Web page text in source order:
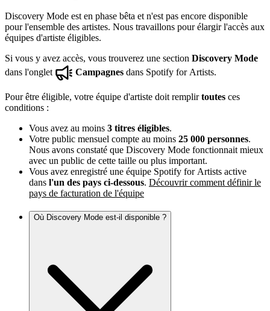
Discovery Mode est en phase bêta et n'est pas encore disponible
pour l'ensemble des artistes. Nous travaillons pour élargir l'accès aux
équipes d'artiste éligibles.
Si vous y avez accès, vous trouverez une section Discovery Mode
dans l'onglet
Campagnes dans Spotify for Artists.
Pour être éligible, votre équipe d'artiste doit remplirtoutes ces
conditions :
Vous avez au moins 3 titres éligibles.
Votre public mensuel compte au moins 25 000 personnes.
Nous avons constaté que Discovery Mode fonctionnait mieux
avec un public de cette taille ou plus important.
Vous avez enregistré une équipe Spotify for Artists active
dans l'un des pays ci-dessous. Découvrir comment définir le
pays de facturation de l'équipe
Où Discovery Mode est-il disponible ?